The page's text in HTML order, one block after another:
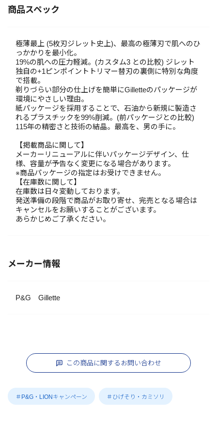
商品スペック
極薄最上 (5枚刃ジレット史上)、最高の極薄刃で肌へのひ
っかかりを最小化。
19%の肌への圧力軽減。(カスタム3 との比較) ジレット
独自の+1ピンポイントトリマー替刃の裏側に特別な角度
で搭載。
剃りづらい部分の仕上げを簡単にGilletteのパッケージが
環境にやさしい理由。
紙パッケージを採用することで、石油から新規に製造さ
れるプラスチックを99%削減。(前パッケージとの比較)
115年の精密さと技術の結晶。最高を、男の手に。
【掲載商品に関して】
メーカーリニューアルに伴いパッケージデザイン、仕
様、容量が予告なく変更になる場合があります。
※商品パッケージの指定はお受けできません。
【在庫数に関して】
在庫数は日々変動しております。
発送準備の段階で商品がお取り寄せ、完売となる場合は
キャンセルをお願いすることがございます。
あらかじめご了承ください。
メーカー情報
P&G Gillette
この商品に関するお問い合わせ
＃P&G・LIONキャンペーン ＃ひげそり・カミソリ